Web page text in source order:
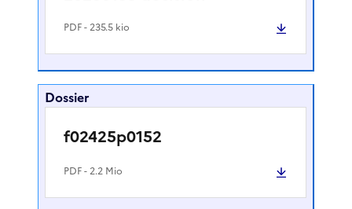
PDF- 235.5 kio
Dossier
f02425p0152
PDF- 2.2 Mio